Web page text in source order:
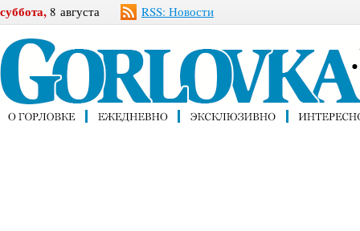
суббота, 8 августа RSS: Новости